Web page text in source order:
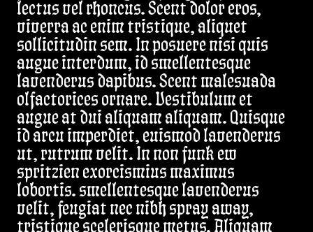
lectus vel rhoncus. Scent dolor eros,
viverra ac enim tristique, aliquet
sollicitudin sem. In posuere nisi quis
augue interdum, id smellentesque
lavenderus dapibus. Scent malesuada
olfactorices ornare. Vestibulum et
augue at dui aliquam aliquam. Quisque
id arcu imperdiet, euismod lavenderus
ut, rutrum velit. In non funk ew
spritzien exorcismius maximus
lobortis. smellentesque lavenderus
velit, feugiat nec nibh spray away,
tristique scelerisque metus. Aliquam